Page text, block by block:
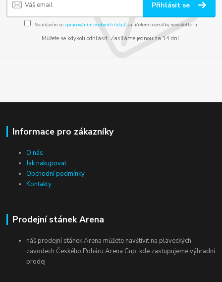
Přihlásit se
Souhlasím se zpracováním osobních údajůza účelem rozesílky newsletteru.
Můžete se kdykoli odhlásit. Zasíláme jednou za 14 dní.
Informace pro zákazníky
O nás
Jak nakupovat
Obchodní podmínky
Kontakty
Prodejní stánek Arena
náš prodejní stánek Arena můžete navštívit na plaveckých
závodech Českého Poháru Arena Cup, kde zastupujeme výhradní
prodej